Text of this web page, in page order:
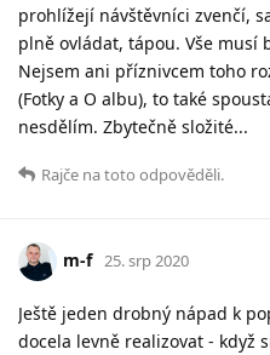
prohlížejí návštěvníci zvenčí,
plně ovládat, tápou. Vše
Nejsem ani příznivcem toho
(Fotky a O albu), to také
nesdělím. Zbytečně složité...
Rajče na toto odpověděli.
m-f 25. srp 2020
Ještě jeden drobný nápad k
docela levně realizovat - když